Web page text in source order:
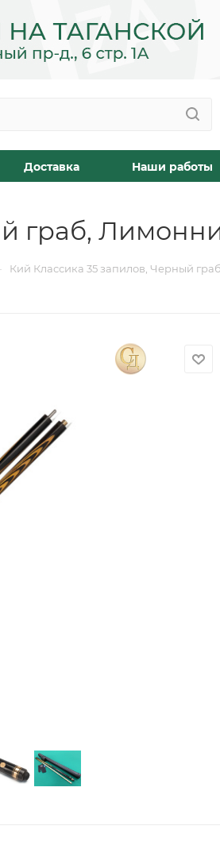
Доставка Наши работы
граб,
Кий Классика 35 запилов, Черный